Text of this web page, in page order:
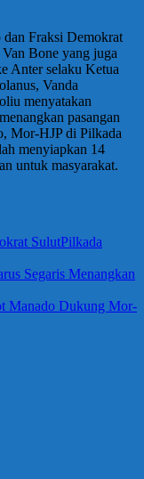
Fraksi Demokrat
Bone yang juga
Anter selaku Ketua
Vanda
menyatakan
pasangan
Mor-HJP di Pilkada
menyiapkan 14
untuk masyarakat.
SulutPilkada
Segaris Menangkan
Manado Dukung Mor-